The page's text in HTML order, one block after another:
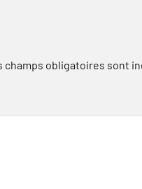
champs obligatoires sont